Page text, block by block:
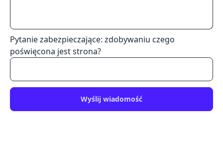
Pytanie zabezpieczające: zdobywaniu czego
poświęcona jest strona?